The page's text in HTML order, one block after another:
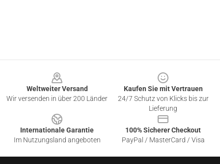
Weltweiter Versand
Wir versenden in über 200 Länder
Kaufen Sie mit Vertrauen
24/7 Schutz von Klicks bis zur
Lieferung
Internationale Garantie
Im Nutzungsland angeboten
100% Sicherer Checkout
PayPal / MasterCard / Visa